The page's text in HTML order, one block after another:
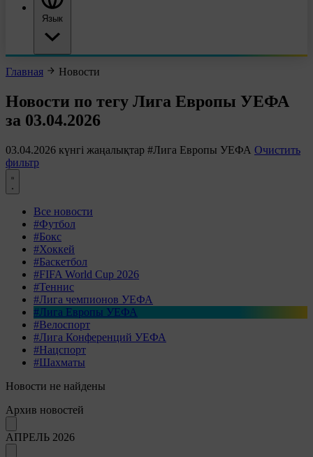
Язык
Главная Новости
Новости по тегу Лига Европы УЕФА
за 03.04.2026
03.04.2026 күнгі жаңалықтар #Лига Европы УЕФА Очистить
фильтр
Все новости
#Футбол
#Бокс
#Хоккей
#Баскетбол
#FIFA World Cup 2026
#Теннис
#Лига чемпионов УЕФА
#Лига Европы УЕФА
#Велоспорт
#Лига Конференций УЕФА
#Нацспорт
#Шахматы
Новости не найдены
Архив новостей
АПРЕЛЬ 2026